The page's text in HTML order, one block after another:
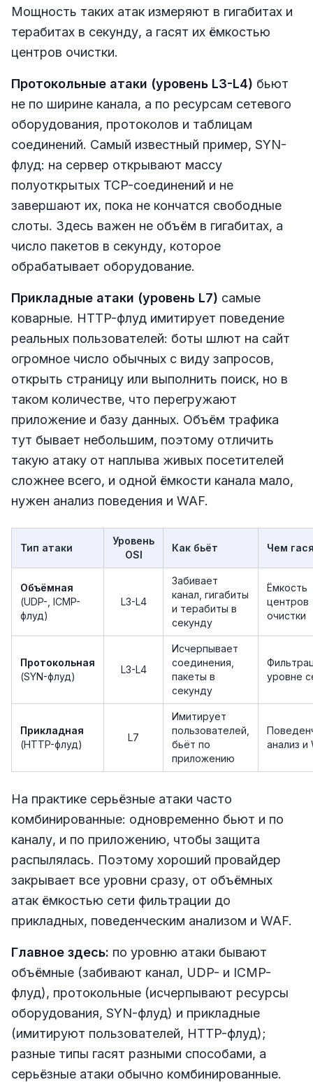
Мощность таких атак измеряют в гигабитах и
терабитах в секунду, а гасят их ёмкостью
центров очистки.
Протокольные атаки (уровень L3-L4) бьют
не по ширине канала, а по ресурсам сетевого
оборудования, протоколов и таблицам
соединений. Самый известный пример, SYN-
флуд: на сервер открывают массу
полуоткрытых TCP-соединений и не
завершают их, пока не кончатся свободные
слоты. Здесь важен не объём в гигабитах, а
число пакетов в секунду, которое
обрабатывает оборудование.
Прикладные атаки (уровень L7) самые
коварные. HTTP-флуд имитирует поведение
реальных пользователей: боты шлют на сайт
огромное число обычных с виду запросов,
открыть страницу или выполнить поиск, но в
таком количестве, что перегружают
приложение и базу данных. Объём трафика
тут бывает небольшим, поэтому отличить
такую атаку от наплыва живых посетителей
сложнее всего, и одной ёмкости канала мало,
нужен анализ поведения и WAF.
Тип атаки
Уровень
OSI
Как бьёт Чем
Объёмная
(UDP-, ICMP-
флуд)
L3-L4
Забивает
канал, гигабиты
и терабиты в
секунду
Ёмкость
центров
очистки
Протокольная
(SYN-флуд)
L3-L4
Исчерпывает
соединения,
пакеты в
секунду
уровне
Прикладная
(HTTP-флуд)
L7
Имитирует
пользователей,
бьёт по
приложению
анализ и
На практике серьёзные атаки часто
комбинированные: одновременно бьют и по
каналу, и по приложению, чтобы защита
распылялась. Поэтому хороший провайдер
закрывает все уровни сразу, от объёмных
атак ёмкостью сети фильтрации до
прикладных, поведенческим анализом и WAF.
Главное здесь: по уровню атаки бывают
объёмные (забивают канал, UDP- и ICMP-
флуд), протокольные (исчерпывают ресурсы
оборудования, SYN-флуд) и прикладные
(имитируют пользователей, HTTP-флуд);
разные типы гасят разными способами, а
серьёзные атаки обычно комбинированные.